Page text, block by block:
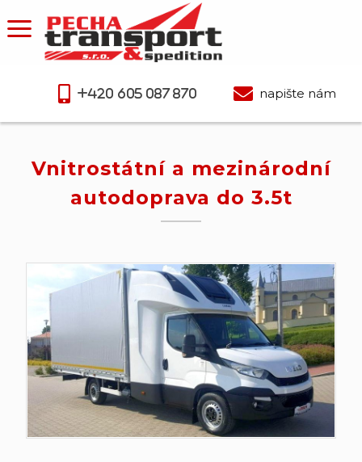
+420 605 087 870 napište nám
Vnitrostátní a mezinárodní
autodoprava do 3.5t